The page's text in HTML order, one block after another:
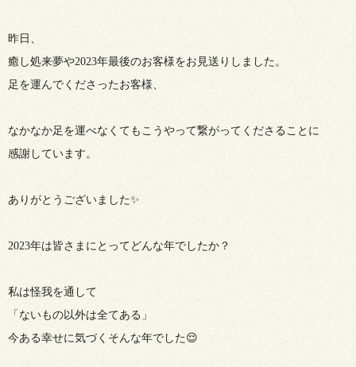
昨日、
癒し処来夢や2023年最後のお客様をお見送りしました。
足を運んでくださったお客様、
なかなか足を運べなくてもこうやって繋がってくださることに
感謝しています。
ありがとうございました✨
2023年は皆さまにとってどんな年でしたか？
私は怪我を通して
「ないもの以外は全てある」
今ある幸せに気づくそんな年でした😌